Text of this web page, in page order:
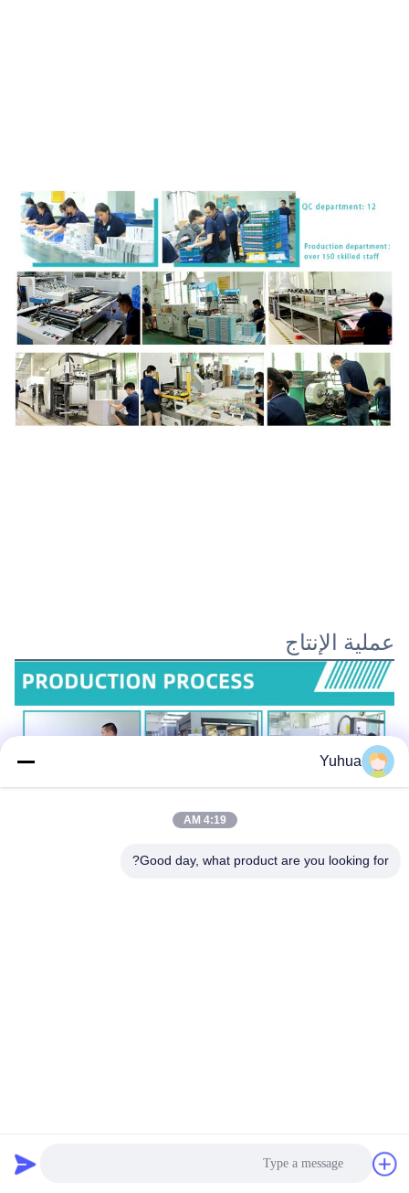
عملية الإنتاج
Yuhua
4:19 AM
Good day, what product are you looking for?